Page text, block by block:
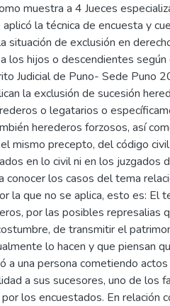
muestra a 4 Jueces
la técnica de encuesta y
situación de exclusión en
los hijos o descendientes
Judicial de Puno- Sede Puno
la exclusión de sucesión
o legatarios o
herederos forzosos, así
mismo precepto, del código
en lo civil ni en los juzgados
los casos del tema
la que no se aplica, esto es: El
por las posibles represalias
de transmitir el
lo hacen y que piensan
a una persona cometiendo
a sus sucesores, uno de los
los encuestados. En relación